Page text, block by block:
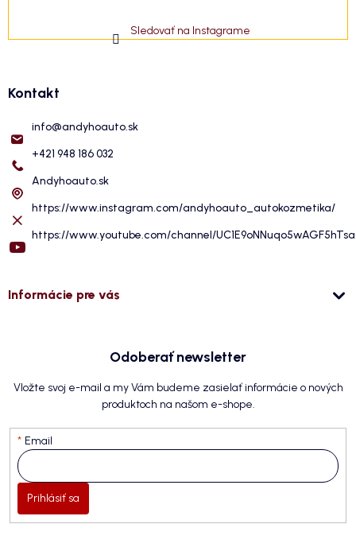
Sledovať na Instagrame
Kontakt
info@andyhoauto.sk
+421 948 186 032
Andyhoauto.sk
https://www.instagram.com/andyhoauto_autokozmetika/
https://www.youtube.com/channel/
Informácie pre vás
Odoberať newsletter
Vložte svoj e-mail a my Vám budeme zasielať informácie o nových
produktoch na našom e-shope.
Email
Prihlásiť sa